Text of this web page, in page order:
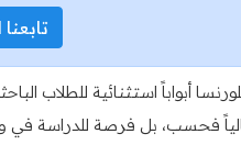
تابعنا
أبواباً استثنائية للطلاب
فحسب، بل فرصة للدراسة في